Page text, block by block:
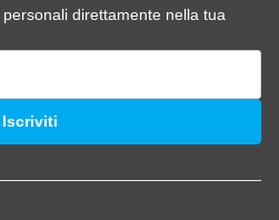
direttamente nella tua
Iscriviti